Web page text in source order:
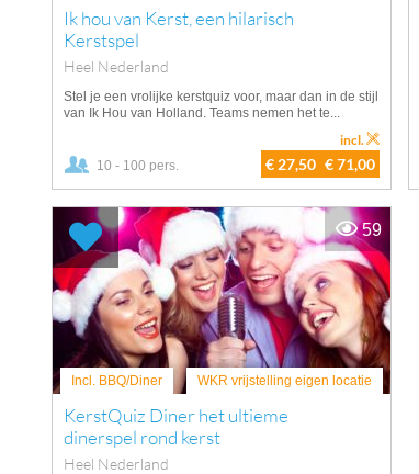
Ik hou van Kerst, een hilarisch
Kerstspel
Heel Nederland
Stel je een vrolijke kerstquiz voor, maar dan in de stijl
van Ik Hou van Holland. Teams nemen het te...
10 - 100 pers. € 27,50 € 71,00
incl.
Incl. BBQ/Diner WKR vrijstelling eigen locatie
KerstQuiz Diner het ultieme
dinerspel rond kerst
Heel Nederland
59